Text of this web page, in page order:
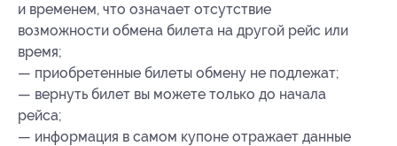
и временем, что означает отсутствие
возможности обмена билета на другой рейс или
время;
— приобретенные билеты обмену не подлежат;
— вернуть билет вы можете только до начала
рейса;
— информация в самом купоне отражает данные